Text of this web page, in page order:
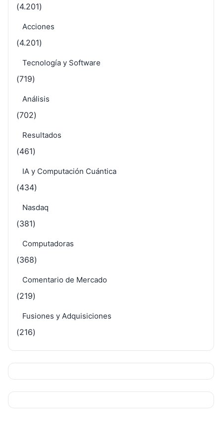
(4.201)
Acciones
(4.201)
Tecnología y Software
(719)
Análisis
(702)
Resultados
(461)
IA y Computación Cuántica
(434)
Nasdaq
(381)
Computadoras
(368)
Comentario de Mercado
(219)
Fusiones y Adquisiciones
(216)